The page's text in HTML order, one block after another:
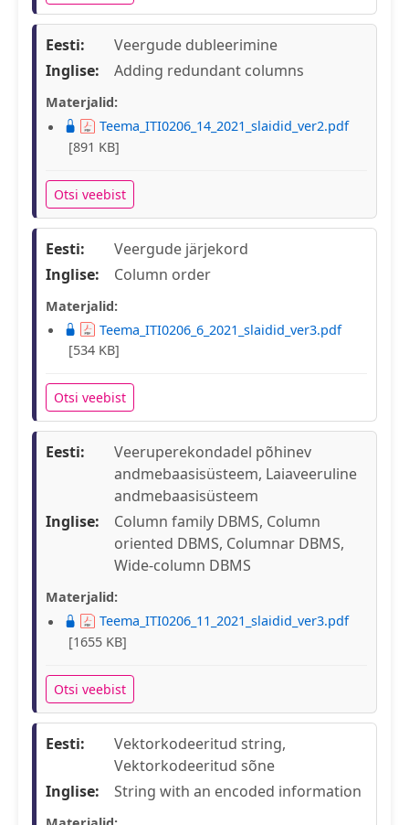
Eesti:
Veergude dubleerimine
Inglise:
Adding redundant columns
Materjalid:
Teema_ITI0206_14_2021_slaidid_ver2.pdf
[891 KB]
Otsi veebist
Eesti:
Veergude järjekord
Inglise:
Column order
Materjalid:
Teema_ITI0206_6_2021_slaidid_ver3.pdf
[534 KB]
Otsi veebist
Eesti:
Veeruperekondadel põhinev
andmebaasisüsteem, Laiaveeruline
andmebaasisüsteem
Inglise:
Column family DBMS, Column
oriented DBMS, Columnar DBMS,
Wide-column DBMS
Materjalid:
Teema_ITI0206_11_2021_slaidid_ver3.pdf
[1655 KB]
Otsi veebist
Eesti:
Vektorkodeeritud string,
Vektorkodeeritud sõne
Inglise:
String with an encoded information